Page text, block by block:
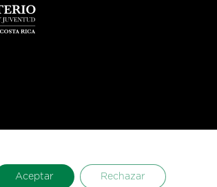
Aceptar Rechazar